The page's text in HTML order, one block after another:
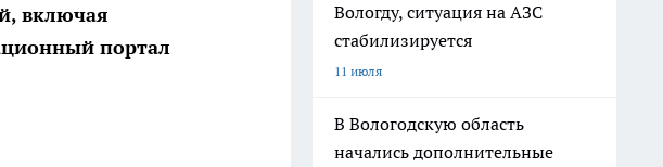
включая
портал
Вологду, ситуация на АЗС
стабилизируется
11 июля
В Вологодскую область
начались дополнительные